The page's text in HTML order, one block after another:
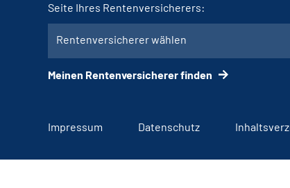
Seite Ihres Rentenversicherers:
Rentenversicherer wählen
Meinen Rentenversicherer finden
Impressum Datenschutz